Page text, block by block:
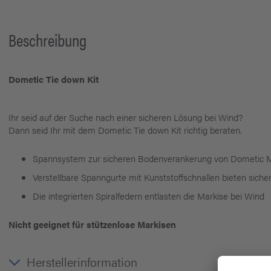
Beschreibung
Dometic Tie down Kit
Ihr seid auf der Suche nach einer sicheren Lösung bei Wind?
Dann seid Ihr mit dem Dometic Tie down Kit richtig beraten.
Spannsystem zur sicheren Bodenverankerung von Dometic
Verstellbare Spanngurte mit Kunststoffschnallen bieten
Die integrierten Spiralfedern entlasten die Markise bei Wind
Nicht geeignet für stützenlose Markisen
Herstellerinformation